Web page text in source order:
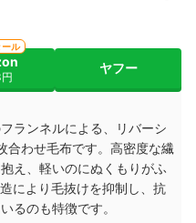
ル
ヤフー
ランネルによる、リバーシ
合わせ毛布です。高密度な繊
え、軽いのにぬくもりがふ
により毛抜けを抑制し、抗
るのも特徴です。